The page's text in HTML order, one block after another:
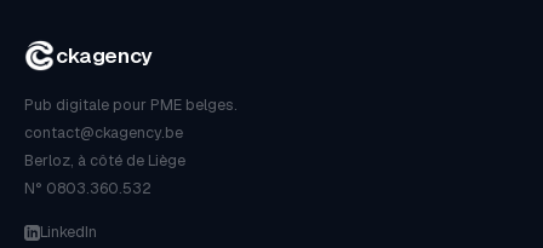
ckagency
Pub digitale pour PME belges.
contact@ckagency.be
Berloz, à côté de Liège
N° 0803.360.532
LinkedIn